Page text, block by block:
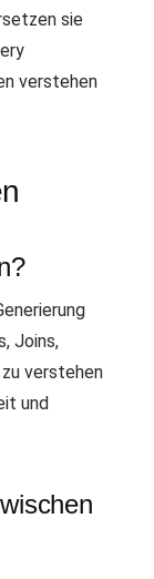
sie
verstehen
Joins,
verstehen
und